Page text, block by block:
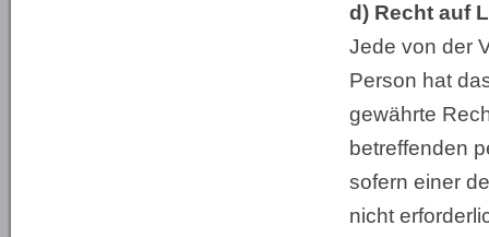
d) Recht auf
Jede von der
Person hat
gewährte
betreffenden
sofern einer
nicht